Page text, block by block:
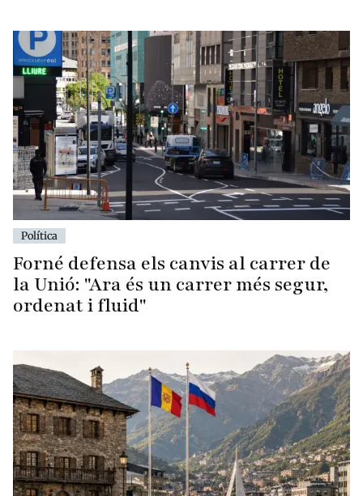
Política
Forné defensa els canvis al carrer de
la Unió: "Ara és un carrer més segur,
ordenat i fluid"